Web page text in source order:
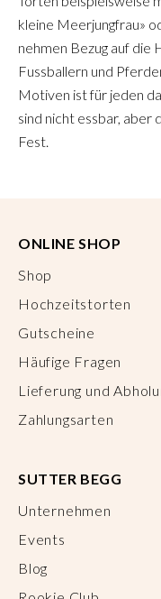
kleine Meerjungfrau»
nehmen Bezug auf die
Fussballern und
Motiven ist für jeden
sind nicht essbar, aber
Fest.
ONLINE SHOP
Shop
Hochzeitstorten
Gutscheine
Häufige Fragen
Lieferung und
Zahlungsarten
SUTTER BEGG
Unternehmen
Events
Blog